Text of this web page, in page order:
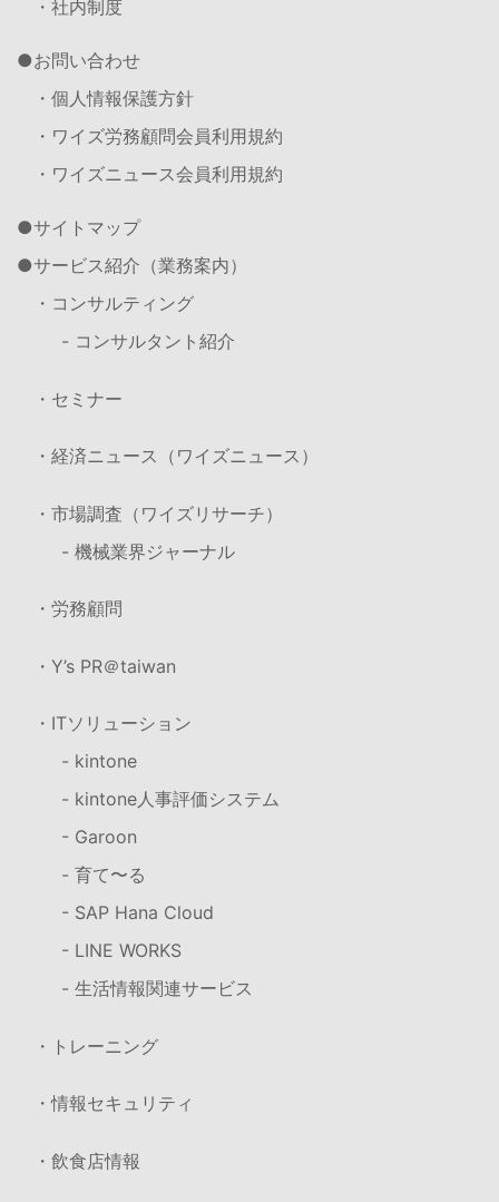
・社内制度
お問い合わせ
・個人情報保護方針
・ワイズ労務顧問会員利用規約
・ワイズニュース会員利用規約
サイトマップ
サービス紹介（業務案内）
・コンサルティング
- コンサルタント紹介
・セミナー
・経済ニュース（ワイズニュース）
・市場調査（ワイズリサーチ）
- 機械業界ジャーナル
・労務顧問
・Y’s PR＠taiwan
・ITソリューション
- kintone
- kintone人事評価システム
- Garoon
- 育て〜る
- SAP Hana Cloud
- LINE WORKS
- 生活情報関連サービス
・トレーニング
・情報セキュリティ
・飲食店情報